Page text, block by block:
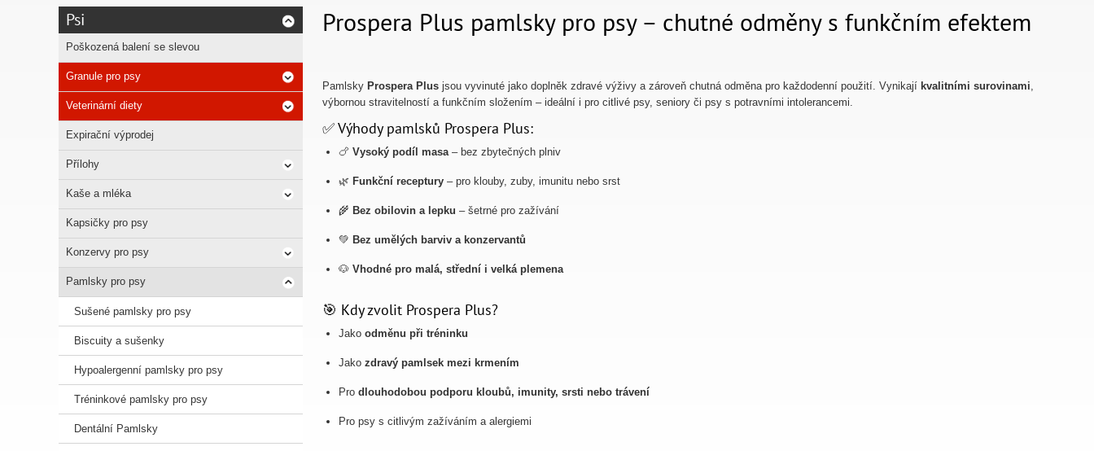
Prospera Plus pamlsky pro psy – chutné odměny s funkčním efektem
Pamlsky Prospera Plus jsou vyvinuté jako doplněk zdravé výživy a zároveň chutná odměna pro každodenní použití. Vynikají kvalitními surovinami,
výbornou stravitelností a funkčním složením – ideální i pro citlivé psy, seniory či psy s potravními intolerancemi.
✅ Výhody pamlsků Prospera Plus:
🍗 Vysoký podíl masa– bez zbytečných plniv
🌿 Funkční receptury – pro klouby, zuby, imunitu nebo srst
🌾 Bez obilovin a lepku – šetrné pro zažívání
💚 Bez umělých barviv a konzervantů
🐶 Vhodné pro malá, střední i velká plemena
🎯 Kdy zvolit Prospera Plus?
Jako odměnu při tréninku
Jako zdravý pamlsek mezi krmením
Pro dlouhodobou podporu kloubů, imunity, srsti nebo trávení
Pro psy s citlivým zažíváním a alergiemi
Psi
Poškozená balení se slevou
Granule pro psy
Veterinární diety
Expirační výprodej
Přílohy
Kaše a mléka
Kapsičky pro psy
Konzervy pro psy
Pamlsky pro psy
Sušené pamlsky pro psy
Biscuity a sušenky
Hypoalergenní pamlsky pro psy
Tréninkové pamlsky pro psy
Dentální Pamlsky